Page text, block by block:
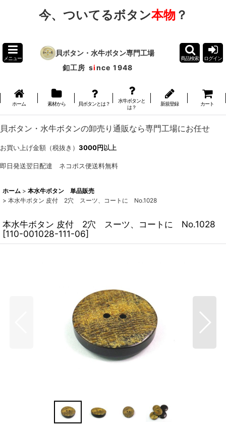
今、ついてるボタン本物？
メニュー
貝ボタン・水牛ボタン専門工場
釦工房 since 1948
商品検索 ログイン
ホーム 素材から 貝ボタンとは？
水牛ボタンと
は？
新規登録 カート
貝ボタン・水牛ボタンの卸売り通販なら専門工場にお任せ
お買い上げ金額（税抜き） 3000円以上
即日発送翌日配達 ネコポス便送料無料
ホーム > 本水牛ボタン 単品販売
> 本水牛ボタン 皮付 2穴 スーツ、コートに No.1028
本水牛ボタン 皮付 2穴 スーツ、コートに No.1028
[110-001028-111-06]